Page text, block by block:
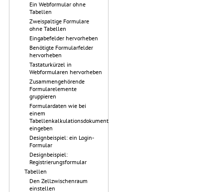
Ein Webformular ohne
Tabellen
Zweispaltige Formulare
ohne Tabellen
Eingabefelder hervorheben
Benötigte Formularfelder
hervorheben
Tastaturkürzel in
Webformularen hervorheben
Zusammengehörende
Formularelemente
gruppieren
Formulardaten wie bei
einem
Tabellenkalkulationsdokument
eingeben
Designbeispiel: ein Login-
Formular
Designbeispiel:
Registrierungsformular
Tabellen
Den Zellzwischenraum
einstellen